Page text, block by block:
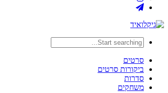
סרטים
ביקורות סרטים
סדרות
משחקים